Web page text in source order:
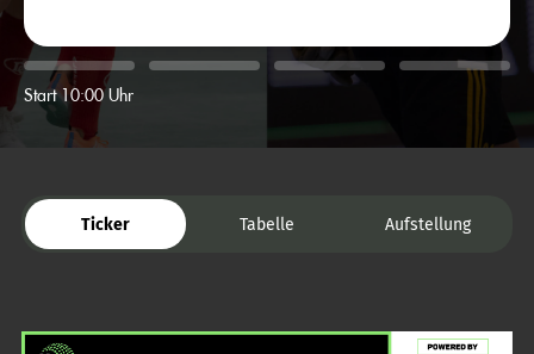
Start 10:00 Uhr
Ticker Tabelle Aufstellung